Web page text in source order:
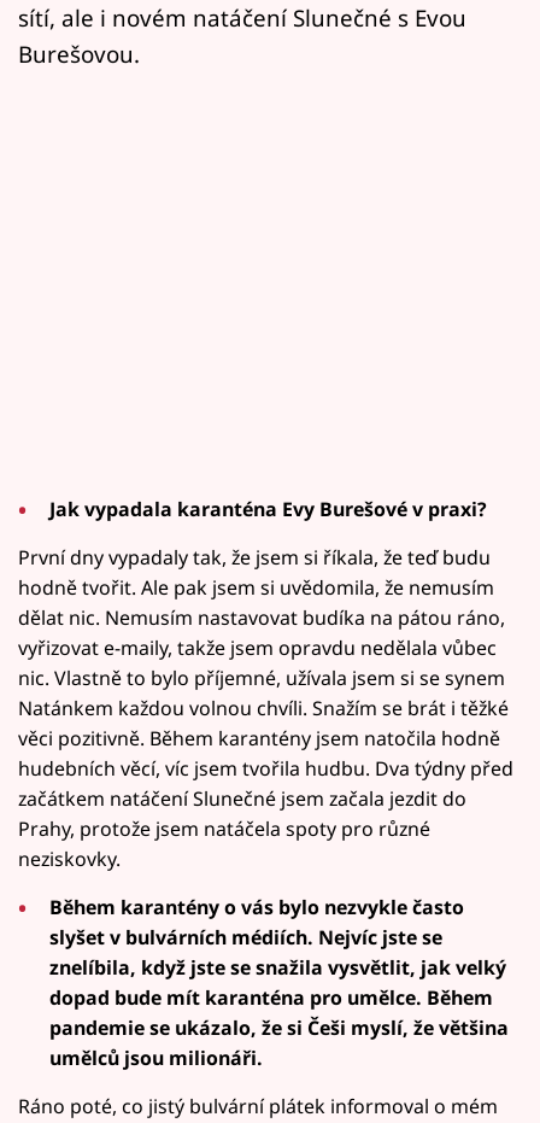
sítí, ale i novém natáčení Slunečné s Evou
Burešovou.
Jak vypadala karanténa Evy Burešové v praxi?
První dny vypadaly tak, že jsem si říkala, že teď budu
hodně tvořit. Ale pak jsem si uvědomila, že nemusím
dělat nic. Nemusím nastavovat budíka na pátou ráno,
vyřizovat e-maily, takže jsem opravdu nedělala vůbec
nic. Vlastně to bylo příjemné, užívala jsem si se synem
Natánkem každou volnou chvíli. Snažím se brát i těžké
věci pozitivně. Během karantény jsem natočila hodně
hudebních věcí, víc jsem tvořila hudbu. Dva týdny před
začátkem natáčení Slunečné jsem začala jezdit do
Prahy, protože jsem natáčela spoty pro různé
neziskovky.
Během karantény o vás bylo nezvykle často
slyšet v bulvárních médiích. Nejvíc jste se
znelíbila, když jste se snažila vysvětlit, jak velký
dopad bude mít karanténa pro umělce. Během
pandemie se ukázalo, že si Češi myslí, že většina
umělců jsou milionáři.
Ráno poté, co jistý bulvární plátek informoval o mém